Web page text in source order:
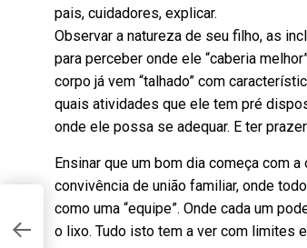
pais, cuidadores, explicar.
Observar a natureza de seu filho, as
para perceber onde ele “caberia
corpo já vem “talhado” com
quais atividades que ele tem pré
onde ele possa se adequar. E ter
Ensinar que um bom dia começa com
convivência de união familiar, onde
como uma “equipe”. Onde cada um
o lixo. Tudo isto tem a ver com limites